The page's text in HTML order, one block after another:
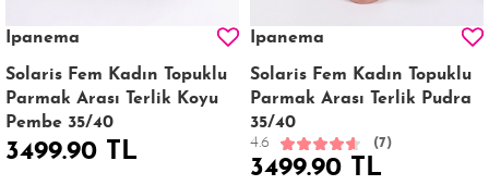
Ipanema
Solaris Fem Kadın Topuklu
Parmak Arası Terlik Koyu
Pembe 35/40
3499.90 TL
Ipanema
Solaris Fem Kadın Topuklu
Parmak Arası Terlik Pudra
35/40
4.6 (7)
3499.90 TL